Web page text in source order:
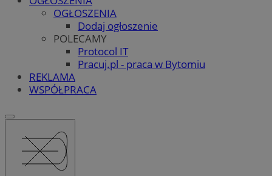
OGŁOSZENIA
Dodaj ogłoszenie
POLECAMY
Protocol IT
Pracuj.pl - praca w Bytomiu
REKLAMA
WSPÓŁPRACA